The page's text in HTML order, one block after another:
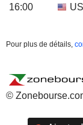
16:00 US
Pour plus de détails,
©